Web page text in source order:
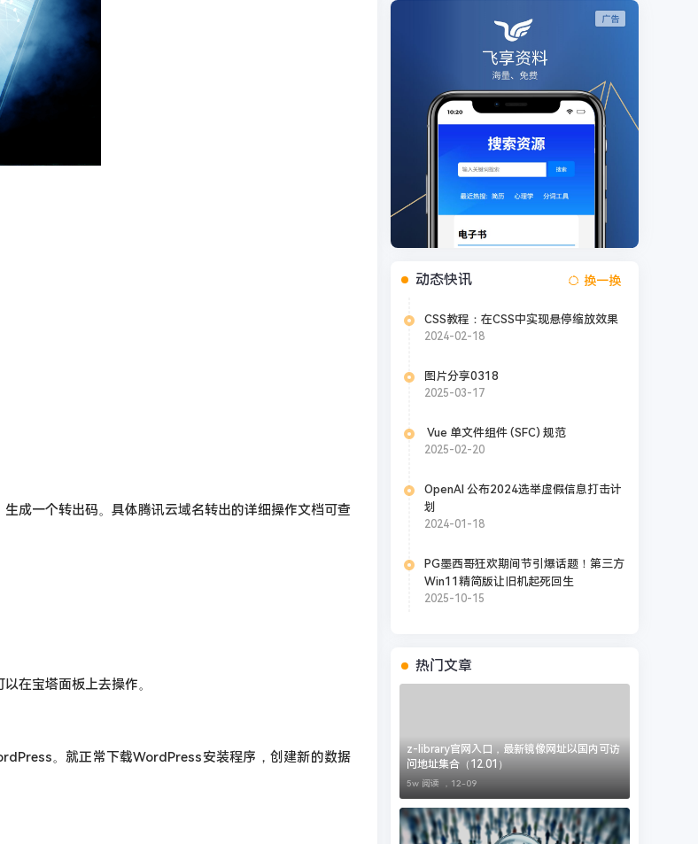
成一个转出码。具体腾讯云域名转出的详细操作文档可查
在宝塔面板上去操作。
。就正常下载WordPress安装程序，创建新的数据
动态快讯 换一换
CSS教程：在CSS中实现悬停缩放效果
2024-02-18
图片分享0318
2025-03-17
Vue 单文件组件 (SFC) 规范
2025-02-20
OpenAI 公布2024选举虚假信息打击计
划
2024-01-18
PG墨西哥狂欢期间节引爆话题！第三方
Win11精简版让旧机起死回生
2025-10-15
热门文章
z-library官网入口，最新镜像网址以国内可访
问地址集合（12.01）
5w 阅读 ， 12-09